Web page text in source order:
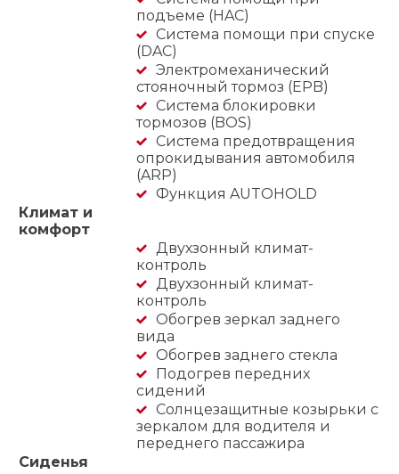
подъеме (HAC)
Система помощи при спуске
(DAC)
Электромеханический
стояночный тормоз (EPB)
Система блокировки
тормозов (BOS)
Система предотвращения
опрокидывания автомобиля
(ARP)
Функция AUTOHOLD
Климат и
комфорт
Двухзонный климат-
контроль
Двухзонный климат-
контроль
Обогрев зеркал заднего
вида
Обогрев заднего стекла
Подогрев передних
сидений
Солнцезащитные козырьки с
зеркалом для водителя и
переднего пассажира
Сиденья